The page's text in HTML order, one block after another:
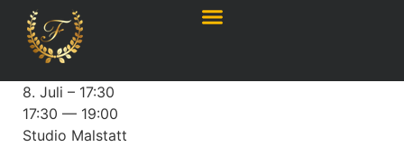
8. Juli – 17:30
17:30 — 19:00
Studio Malstatt